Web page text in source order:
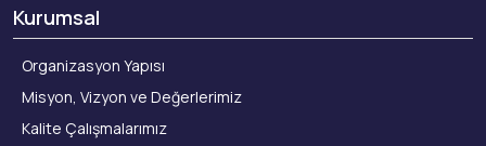
Kurumsal
Organizasyon Yapısı
Misyon, Vizyon ve Değerlerimiz
Kalite Çalışmalarımız